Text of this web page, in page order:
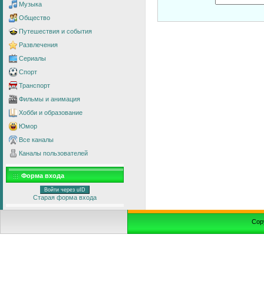
Музыка
Общество
Путешествия и события
Развлечения
Сериалы
Спорт
Транспорт
Фильмы и анимация
Хобби и образование
Юмор
Все каналы
Каналы пользователей
Форма входа
Войти через uID
Старая форма входа